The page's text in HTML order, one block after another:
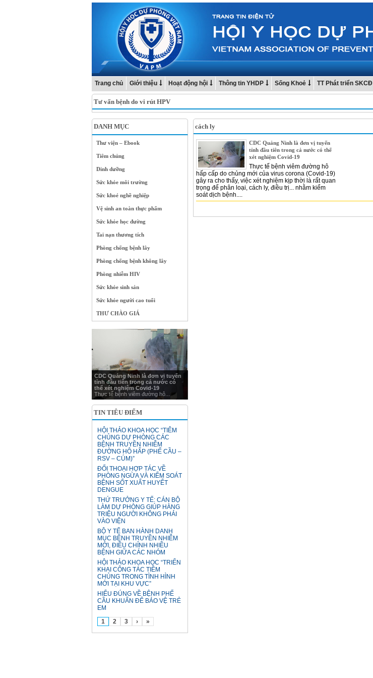
Trang chủ Giới thiệu Hoạt động hội Thông tin YHDP Sống Khoẻ TT Phát triển SKCĐ
Tư vấn bệnh do vi rút HPV
DANH MỤC
Thư viện – Ebook
Tiêm chủng
Dinh dưỡng
Sức khỏe môi trường
Sức khoẻ nghề nghiệp
Vệ sinh an toàn thực phẩm
Sức khỏe học đường
Tai nạn thương tích
Phòng chống bệnh lây
Phòng chống bệnh không lây
Phòng nhiễm HIV
Sức khỏe sinh sản
Sức khỏe người cao tuổi
THƯ CHÀO GIÁ
CDC Quảng Ninh là đơn vị tuyến
tỉnh đầu tiên trong cả nước có
thể xét nghiệm Covid-19
Thực tế bệnh viêm đường hô...
TIN TIÊU ĐIỂM
HỘI THẢO KHOA HỌC “TIÊM
CHỦNG DỰ PHÒNG CÁC
BỆNH TRUYỀN NHIỄM
ĐƯỜNG HÔ HẤP (PHẾ CẦU –
RSV – CÚM)”
ĐỐI THOẠI HỢP TÁC VỀ
PHÒNG NGỪA VÀ KIỂM SOÁT
BỆNH SỐT XUẤT HUYẾT
DENGUE
THỨ TRƯỞNG Y TẾ: CÁN BỘ
LÀM DỰ PHÒNG GIÚP HÀNG
TRIỆU NGƯỜI KHÔNG PHẢI
VÀO VIỆN
BỘ Y TẾ BAN HÀNH DANH
MỤC BỆNH TRUYỀN NHIỄM
MỚI, ĐIỀU CHỈNH NHIỀU
BỆNH GIỮA CÁC NHÓM
HỘI THẢO KHOA HỌC “TRIỂN
KHAI CÔNG TÁC TIÊM
CHỦNG TRONG TÌNH HÌNH
MỚI TẠI KHU VỰC”
HIỂU ĐÚNG VỀ BỆNH PHẾ
CẦU KHUẨN ĐỂ BẢO VỆ TRẺ
EM
1
2 3 › »
cách ly
CDC Quảng Ninh là đơn vị tuyến
tỉnh đầu tiên trong cả nước có thể
xét nghiệm Covid-19
Thực tế bệnh viêm đường hô
hấp cấp do chủng mới của virus corona (Covid-19)
gây ra cho thấy, việc xét nghiệm kịp thời là rất quan
trọng để phân loại, cách ly, điều trị... nhằm kiểm
soát dịch bệnh....